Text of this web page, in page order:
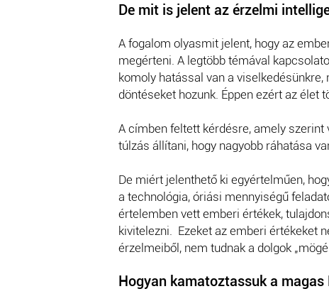
De mit is jelent az érzelmi
A fogalom olyasmit jelent, hogy az
megérteni. A legtöbb témával
komoly hatással van a
döntéseket hozunk. Éppen ezért az élet
A címben feltett kérdésre, amely
túlzás állítani, hogy nagyobb ráhatása
De miért jelenthető ki egyértelműen,
a technológia, óriási mennyiségű
értelemben vett emberi értékek,
kivitelezni. Ezeket az emberi értékeket
érzelmeiből, nem tudnak a dolgok „mögé
Hogyan kamatoztassuk a magas